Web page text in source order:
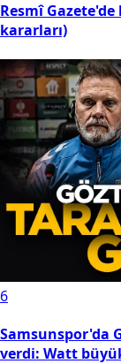
Resmî
kararları)
6
Samsunspor'da
verdi: Watt